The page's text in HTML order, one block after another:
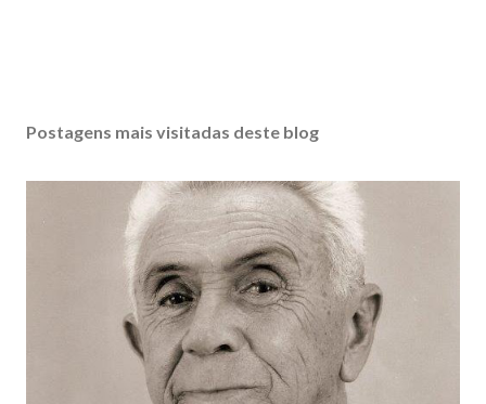
Postagens mais visitadas deste blog